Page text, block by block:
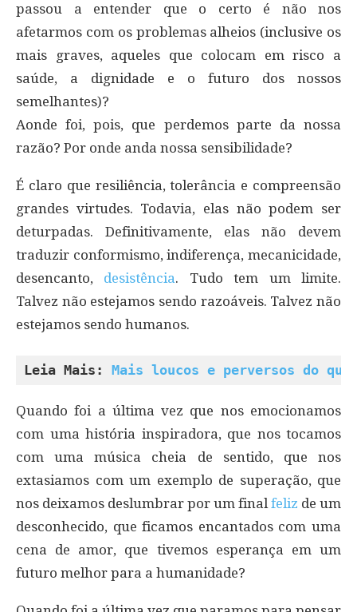
passou a entender que o certo é não nos
afetarmos com os problemas alheios (inclusive os
mais graves, aqueles que colocam em risco a
saúde, a dignidade e o futuro dos nossos
semelhantes)?
Aonde foi, pois, que perdemos parte da nossa
razão? Por onde anda nossa sensibilidade?
É claro que resiliência, tolerância e compreensão
grandes virtudes. Todavia, elas não podem ser
deturpadas. Definitivamente, elas não devem
traduzir conformismo, indiferença, mecanicidade,
desencanto, desistência. Tudo tem um limite.
Talvez não estejamos sendo razoáveis. Talvez não
estejamos sendo humanos.
Leia Mais: Mais loucos e perversos do que
Quando foi a última vez que nos emocionamos
com uma história inspiradora, que nos tocamos
com uma música cheia de sentido, que nos
extasiamos com um exemplo de superação, que
nos deixamos deslumbrar por um finalfeliz de um
desconhecido, que ficamos encantados com uma
cena de amor, que tivemos esperança em um
futuro melhor para a humanidade?